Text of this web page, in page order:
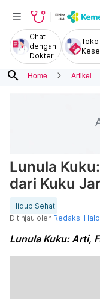
Chat
dengan
Dokter
Toko
search Home Artikel
Lunula
dari Kuku
Hidup Sehat
Ditinjau oleh Redaksi
Lunula Kuku: Arti,